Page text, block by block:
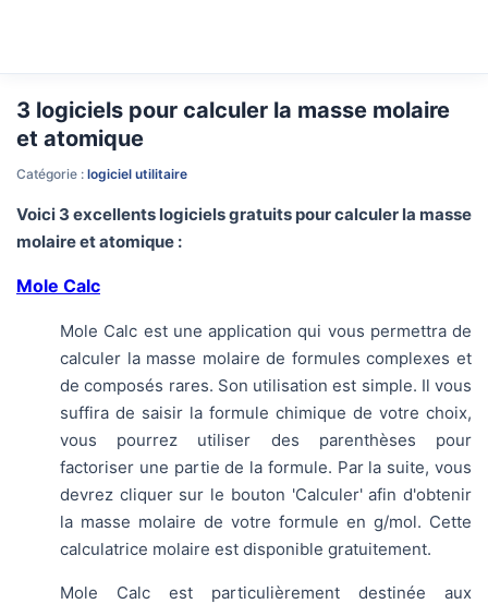
3 logiciels pour calculer la masse molaire
et atomique
Catégorie : logiciel utilitaire
Voici 3 excellents logiciels gratuits pour calculer la masse
molaire et atomique :
Mole Calc
Mole Calc est une application qui vous permettra de
calculer la masse molaire de formules complexes et
de composés rares. Son utilisation est simple. Il vous
suffira de saisir la formule chimique de votre choix,
vous pourrez utiliser des parenthèses pour
factoriser une partie de la formule. Par la suite, vous
devrez cliquer sur le bouton 'Calculer' afin d'obtenir
la masse molaire de votre formule en g/mol. Cette
calculatrice molaire est disponible gratuitement.
Mole Calc est particulièrement destinée aux